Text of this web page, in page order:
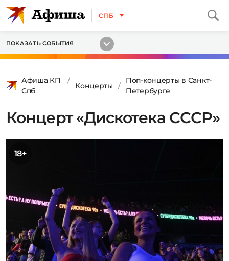
СПБ
ПОКАЗАТЬ СОБЫТИЯ
Афиша КП
Спб
Концерты
Поп-концерты в Санкт-
Петербурге
Концерт «Дискотека СССР»
18+